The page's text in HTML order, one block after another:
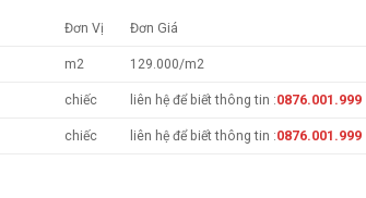
Đơn Vị Đơn Giá
m2 129.000/m2
chiếc liên hệ để biết thông tin :0876.001.999
chiếc liên hệ để biết thông tin :0876.001.999